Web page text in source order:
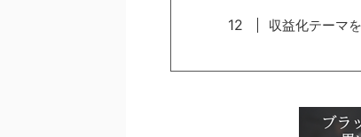
収益化テーマ